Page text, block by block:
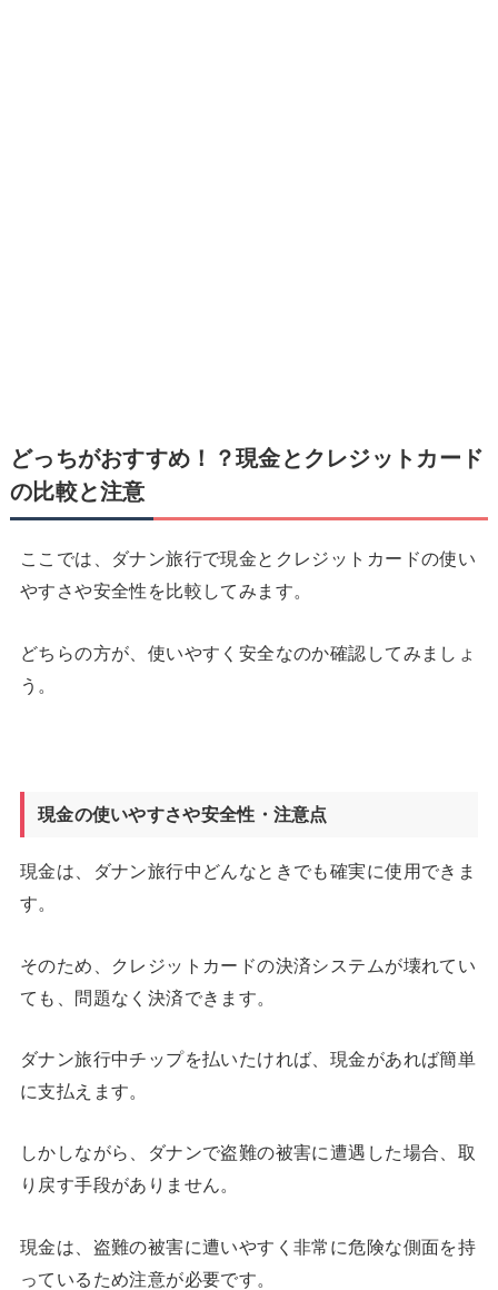
どっちがおすすめ！？現金とクレジットカード
の比較と注意
ここでは、ダナン旅行で現金とクレジットカードの使い
やすさや安全性を比較してみます。
どちらの方が、使いやすく安全なのか確認してみましょ
う。
現金の使いやすさや安全性・注意点
現金は、ダナン旅行中どんなときでも確実に使用できま
す。
そのため、クレジットカードの決済システムが壊れてい
ても、問題なく決済できます。
ダナン旅行中チップを払いたければ、現金があれば簡単
に支払えます。
しかしながら、ダナンで盗難の被害に遭遇した場合、取
り戻す手段がありません。
現金は、盗難の被害に遭いやすく非常に危険な側面を持
っているため注意が必要です。